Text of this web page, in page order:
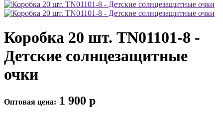
Коробка 20 шт. TN01101-8 -
Детские солнцезащитные
очки
Оптовая цена: 1 900 p